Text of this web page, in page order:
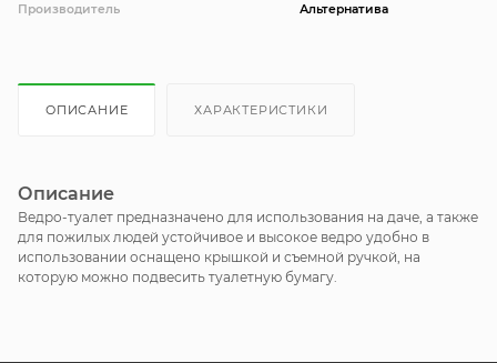
Производитель Альтернатива
ОПИСАНИЕ ХАРАКТЕРИСТИКИ
Описание
Ведро-туалет предназначено для использования на даче, а также
для пожилых людей устойчивое и высокое ведро удобно в
использовании оснащено крышкой и съемной ручкой, на
которую можно подвесить туалетную бумагу.